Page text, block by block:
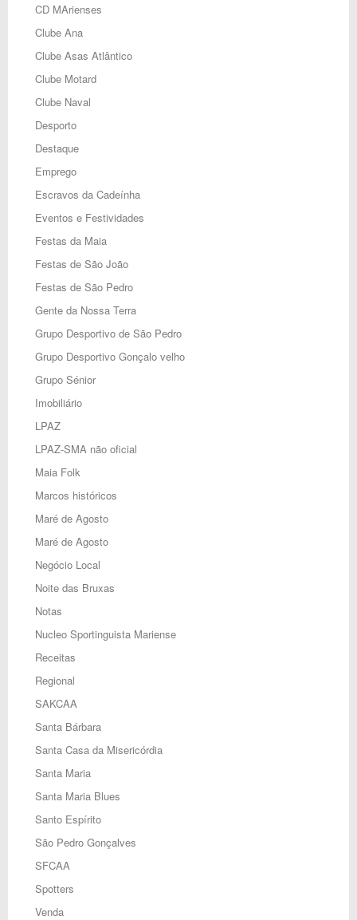
CD MArienses
Clube Ana
Clube Asas Atlântico
Clube Motard
Clube Naval
Desporto
Destaque
Emprego
Escravos da Cadeínha
Eventos e Festividades
Festas da Maia
Festas de São João
Festas de São Pedro
Gente da Nossa Terra
Grupo Desportivo de São Pedro
Grupo Desportivo Gonçalo velho
Grupo Sénior
Imobiliário
LPAZ
LPAZ-SMA não oficial
Maia Folk
Marcos históricos
Maré de Agosto
Maré de Agosto
Negócio Local
Noite das Bruxas
Notas
Nucleo Sportinguista Mariense
Receitas
Regional
SAKCAA
Santa Bárbara
Santa Casa da Misericórdia
Santa Maria
Santa Maria Blues
Santo Espírito
São Pedro Gonçalves
SFCAA
Spotters
Venda